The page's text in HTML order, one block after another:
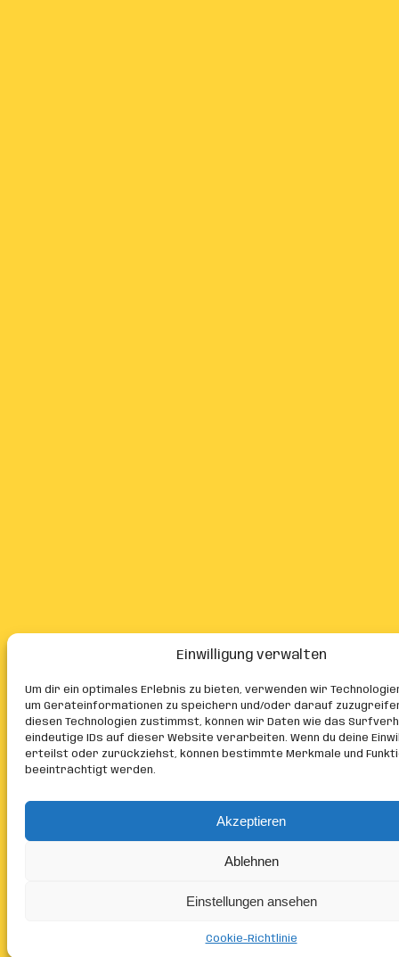
Einwilligung verwalten
Um dir ein optimales Erlebnis zu bieten, verwenden wir
um Geräteinformationen zu speichern und/oder darauf
diesen Technologien zustimmst, können wir Daten wie das
eindeutige IDs auf dieser Website verarbeiten. Wenn du deine
erteilst oder zurückziehst, können bestimmte Merkmale und
beeinträchtigt werden.
Akzeptieren
Ablehnen
Einstellungen ansehen
Cookie-Richtlinie